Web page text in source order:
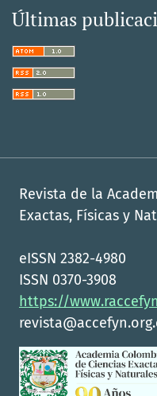
Últimas
Revista de la
Exactas, Físicas y
eISSN 2382-4980
ISSN 0370-3908
https://